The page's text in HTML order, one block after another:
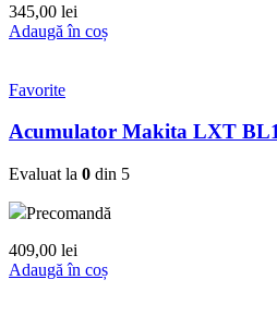
345,00 lei
Adaugă în coș
Favorite
Acumulator Makita LXT
Evaluat la 0 din 5
Precomandă
409,00 lei
Adaugă în coș